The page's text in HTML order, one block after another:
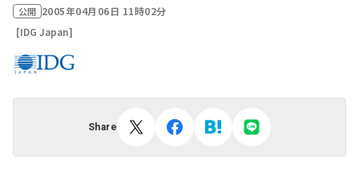
公開 2005年04月06日 11時02分
[IDG Japan]
Share